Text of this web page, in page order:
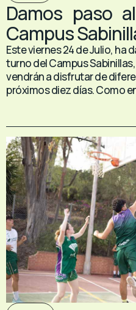
Damos paso
Campus
Este viernes 24 de Julio, ha
turno del Campus
vendrán a disfrutar de
próximos diez días. Como